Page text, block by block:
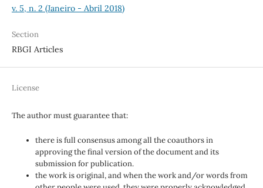
v. 5, n. 2 (Janeiro - Abril 2018)
Section
RBGI Articles
License
The author must guarantee that:
there is full consensus among all the coauthors in
approving the final version of the document and its
submission for publication.
the work is original, and when the work and/or words from